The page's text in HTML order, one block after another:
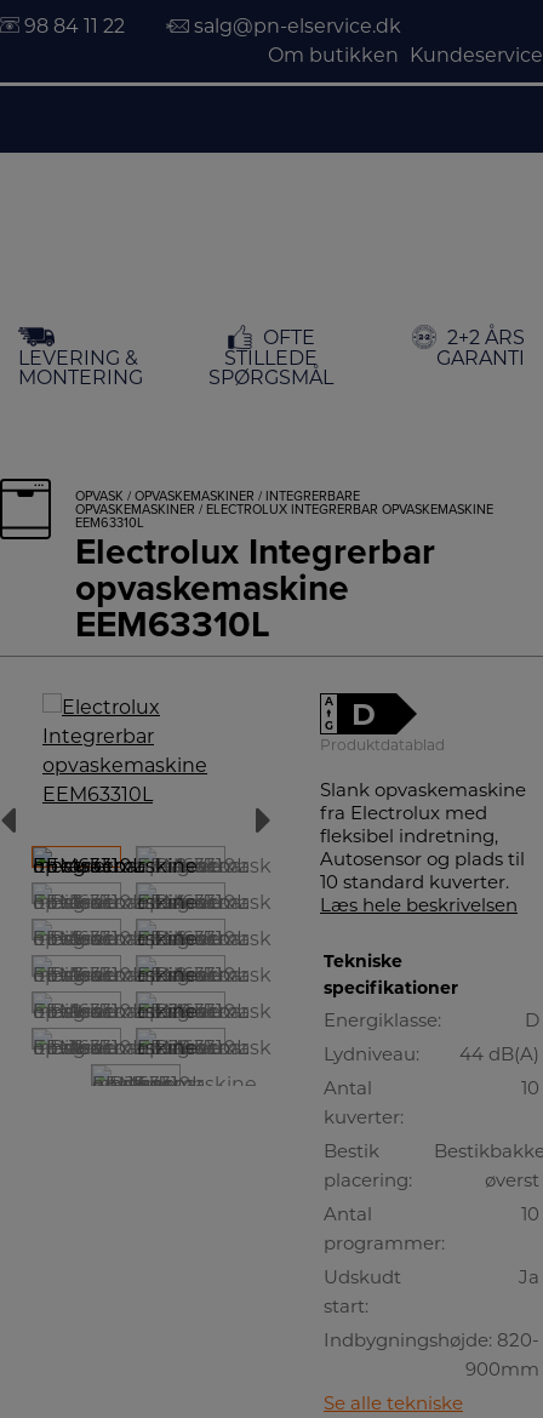
indholdet
98 84 11 22
salg@pn-elservice.dk
Om butikken
Kundeservice
LEVERING &
MONTERING
OFTE
STILLEDE
SPØRGSMÅL
2+2 ÅRS
GARANTI
OPVASK / OPVASKEMASKINER / INTEGRERBARE
OPVASKEMASKINER / ELECTROLUX INTEGRERBAR OPVASKEMASKINE
EEM63310L
Electrolux Integrerbar
opvaskemaskine
EEM63310L
A
↑
G
D
Produktdatablad
Slank opvaskemaskine
fra Electrolux med
fleksibel indretning,
Autosensor og plads til
10 standard kuverter.
Læs hele beskrivelsen
Tekniske
specifikationer
Energiklasse:
D
Lydniveau:
44 dB(A)
Antal
kuverter:
10
Bestik
placering:
øverst
Antal
programmer:
10
Udskudt
start:
Ja
Indbygningshøjde: 820-
900mm
Se alle tekniske